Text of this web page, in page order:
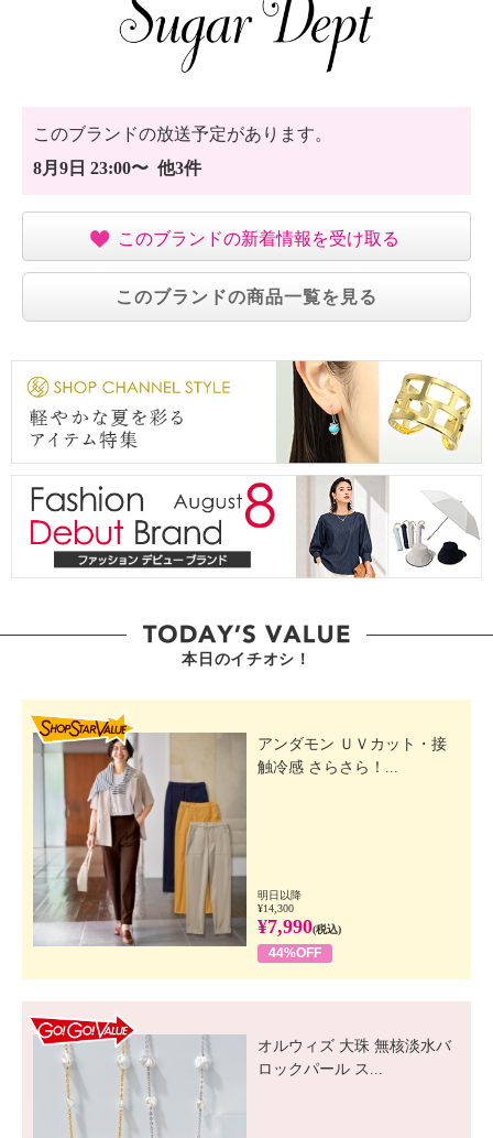
このブランドの放送予定があります。
8月9日 23:00〜 他3件
このブランドの新着情報を受け取る
このブランドの商品一覧を見る
本日のイチオシ！
アンダモン ＵＶカット・接
触冷感 さらさら！...
明日以降
¥14,300
¥7,990(税込)
44%OFF
オルウィズ 大珠 無核淡水バ
ロックパール ス...